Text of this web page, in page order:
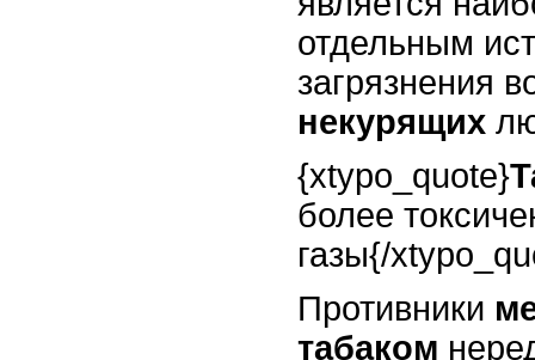
отдельным
загрязнения
некурящих
{xtypo_quote}
более
газы{/
Противники
табаком